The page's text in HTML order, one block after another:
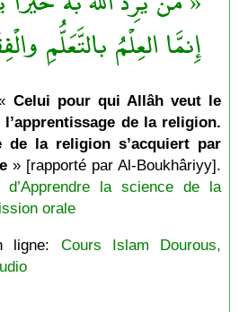
إِنمَّا العِلْمُ بالتَّعَلُّمِ
Celui pour qui Allâh veut le
de la religion.
de la religion s’acquiert par
» [rapporté par Al-Boukhâriyy].
d’Apprendre la science de la
orale
ligne: Cours Islam Dourous,